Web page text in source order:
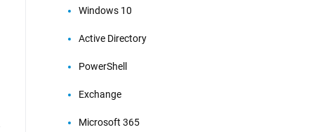
Windows 10
Active Directory
PowerShell
Exchange
Microsoft 365